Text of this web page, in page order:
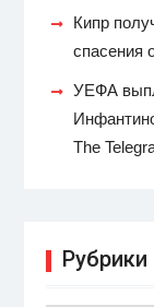
Кипр
спасения
УЕФА
The
Рубрики